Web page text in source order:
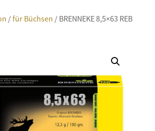
/für Büchsen / BRENNEKE 8,5×63 REB